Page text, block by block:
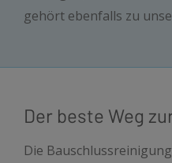
gehört ebenfalls zu
Der beste Weg
Die